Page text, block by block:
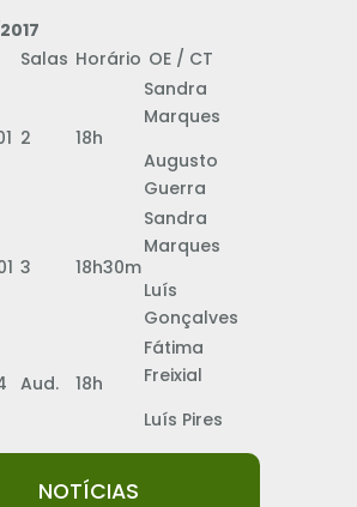
Salas Horário OE / CT
2 18h
Sandra
Marques
Augusto
Guerra
3 18h30m
Sandra
Marques
Luís
Gonçalves
Aud. 18h
Fátima
Freixial
Luís Pires
NOTÍCIAS